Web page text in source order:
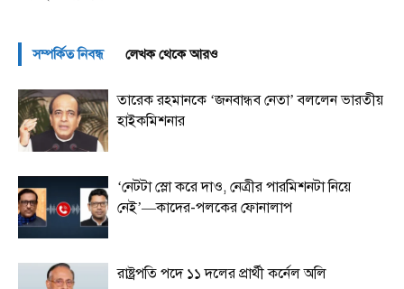
সম্পর্কিত নিবন্ধ লেখক থেকে আরও
তারেক রহমানকে ‘জনবান্ধব নেতা’ বললেন ভারতীয়
হাইকমিশনার
‘নেটটা স্লো করে দাও, নেত্রীর পারমিশনটা নিয়ে
নেই’—কাদের-পলকের ফোনালাপ
রাষ্ট্রপতি পদে ১১ দলের প্রার্থী কর্নেল অলি